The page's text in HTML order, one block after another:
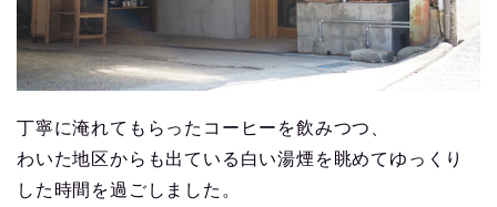
丁寧に淹れてもらったコーヒーを飲みつつ、
わいた地区からも出ている白い湯煙を眺めてゆっくり
した時間を過ごしました。